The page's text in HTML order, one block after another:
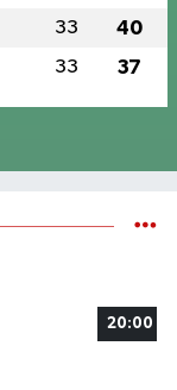
33 40
33 37
20:00